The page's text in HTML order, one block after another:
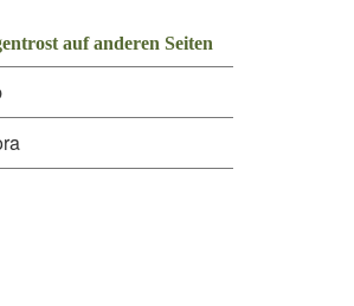
auf anderen Seiten